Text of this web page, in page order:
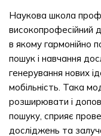
Наукова школа
високопрофесійний
в якому гармонійно
пошук і навчання
генерування нових
мобільність. Така
розширювати і
пошуку, сприяє
досліджень та